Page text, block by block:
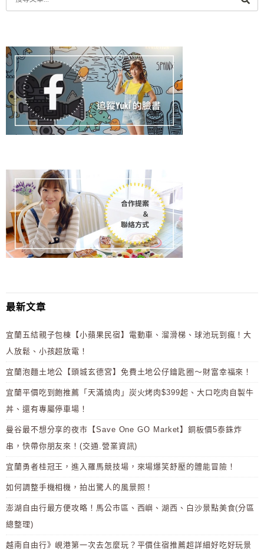
最新文章
宜蘭五結親子包棟【小蘋果民宿】電動車、溜滑梯、球池玩到瘋！大
人放鬆、小孩超放電！
宜蘭泡麵土地公【頭城玄德宮】免費土地公仔鑰匙圈～財富幸福來！
宜蘭平價吃到飽推薦「天滿燒肉」炭火烤肉$399起、大口吃肉自製牛
丼、還有專屬停車場！
曼谷最不想分享的夜市【Save One GO Market】銅板價5泰銖炸
串，快帶你朋友來！(交通.營業資訊)
宜蘭勇者桂冠王，進入羅馬競技場，來場爆笑舒壓的體能冒險！
如何調整手機相機，拍出驚人的風景照！
澎湖自由行最方便攻略！馬公市區、西嶼、湖西、白沙景點美食(分區
總整理)
越南自由行》峴港第一次去怎麼玩？平價住宿推薦超詳細好吃好玩景